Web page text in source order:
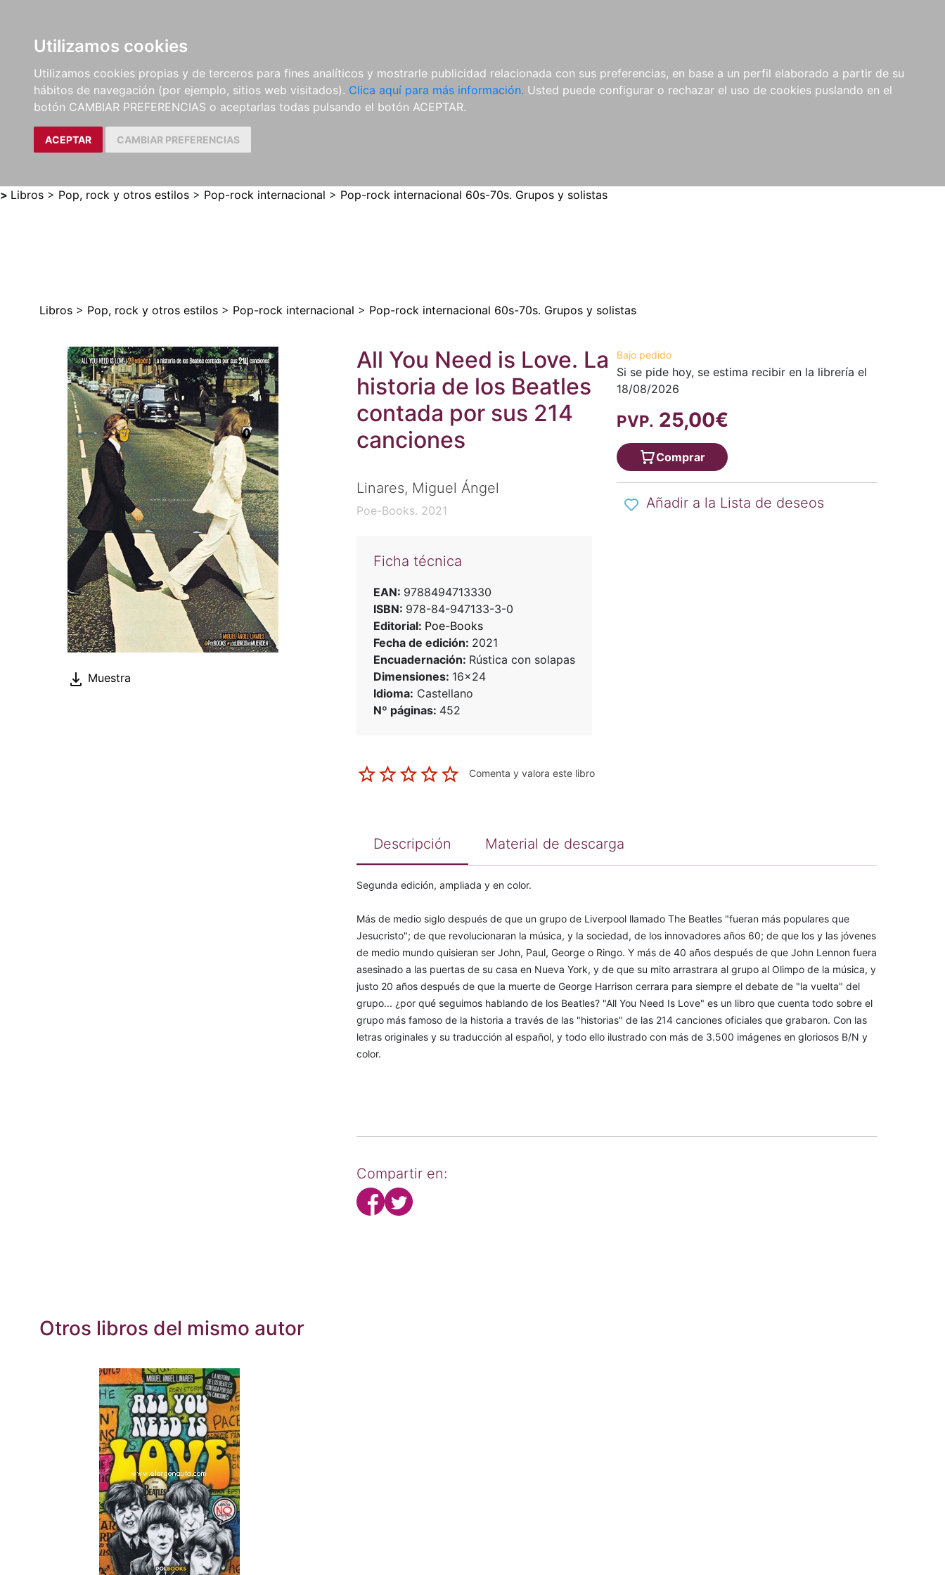
Utilizamos cookies
Utilizamos cookies propias y de terceros para fines analíticos y mostrarle publicidad relacionada con sus preferencias, en base a un perfil elaborado a partir de su
hábitos de navegación (por ejemplo, sitios web visitados). Clica aquí para más información. Usted puede configurar o rechazar el uso de cookies puslando en el
botón CAMBIAR PREFERENCIAS o aceptarlas todas pulsando el botón ACEPTAR.
ACEPTAR CAMBIAR PREFERENCIAS
LIBROS
MÉTODOS Y
EJERCICIOS
PARTITURAS Y EDICIONES
CRÍTICAS
REVISTAS
CDS Y
DVDS
MATERIAL
COMPLEMENTARIO
NOVEDADES NOTICIAS
COMPRAS
INSTITUCIONALES
> Libros > Pop, rock y otros estilos > Pop-rock internacional > Pop-rock internacional 60s-70s. Grupos y solistas
Libros > Pop, rock y otros estilos > Pop-rock internacional > Pop-rock internacional 60s-70s. Grupos y solistas
Muestra
All You Need is Love. La
historia de los Beatles
contada por sus 214
canciones
Linares, Miguel Ángel
Poe-Books. 2021
Ficha técnica
EAN: 9788494713330
ISBN: 978-84-947133-3-0
Editorial: Poe-Books
Fecha de edición: 2021
Encuadernación: Rústica con solapas
Dimensiones: 16x24
Idioma: Castellano
Nº páginas: 452
Comenta y valora este libro
Bajo pedido
Si se pide hoy, se estima recibir en la librería el
18/08/2026
PVP. 25,00€
Comprar
Añadir a la Lista de deseos
Descripción Material de descarga
Segunda edición, ampliada y en color.
Más de medio siglo después de que un grupo de Liverpool llamado The Beatles "fueran más populares que
Jesucristo"; de que revolucionaran la música, y la sociedad, de los innovadores años 60; de que los y las jóvenes
de medio mundo quisieran ser John, Paul, George o Ringo. Y más de 40 años después de que John Lennon fuera
asesinado a las puertas de su casa en Nueva York, y de que su mito arrastrara al grupo al Olimpo de la música, y
justo 20 años después de que la muerte de George Harrison cerrara para siempre el debate de "la vuelta" del
grupo... ¿por qué seguimos hablando de los Beatles? "All You Need Is Love" es un libro que cuenta todo sobre el
grupo más famoso de la historia a través de las "historias" de las 214 canciones oficiales que grabaron. Con las
letras originales y su traducción al español, y todo ello ilustrado con más de 3.500 imágenes en gloriosos B/N y
color.
Compartir en:
Otros libros del mismo autor